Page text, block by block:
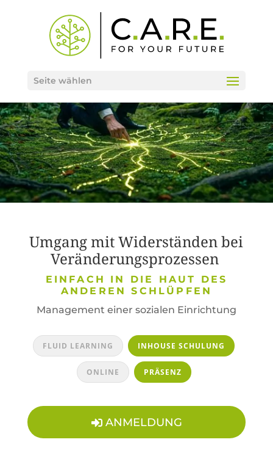
Seite wählen
Umgang mit Widerständen bei
Veränderungsprozessen
EINFACH IN DIE HAUT DES
ANDEREN SCHLÜPFEN
Management einer sozialen Einrichtung
FLUID LEARNING INHOUSE SCHULUNG
ONLINE PRÄSENZ
ANMELDUNG